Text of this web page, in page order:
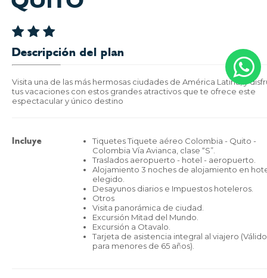
Descripción del plan
Visita una de las más hermosas ciudades de América Latina, y
tus vacaciones con estos grandes atractivos que te ofrece este
espectacular y único destino
Incluye
Tiquetes Tiquete aéreo Colombia - Quito -
Colombia Vía Avianca, clase “S”.
Traslados aeropuerto - hotel - aeropuerto.
Alojamiento 3 noches de alojamiento en
elegido.
Desayunos diarios e Impuestos hoteleros.
Otros
Visita panorámica de ciudad.
Excursión Mitad del Mundo.
Excursión a Otavalo.
Tarjeta de asistencia integral al viajero (Válido
para menores de 65 años).